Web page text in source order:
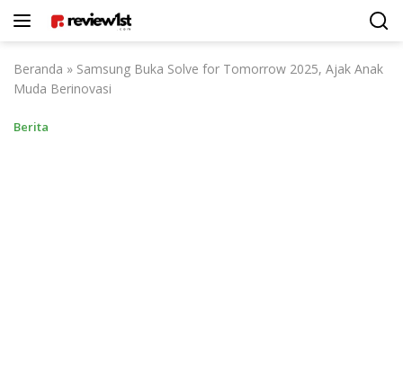
Beranda » Samsung Buka Solve for Tomorrow 2025, Ajak Anak
Muda Berinovasi
Berita